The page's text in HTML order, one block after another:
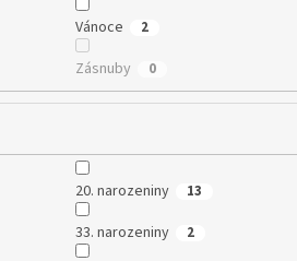
Vánoce 2
Zásnuby 0
20. narozeniny 13
33. narozeniny 2